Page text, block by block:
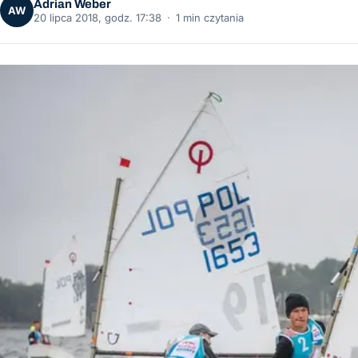
AW
Adrian Weber
20 lipca 2018, godz. 17:38 · 1 min czytania